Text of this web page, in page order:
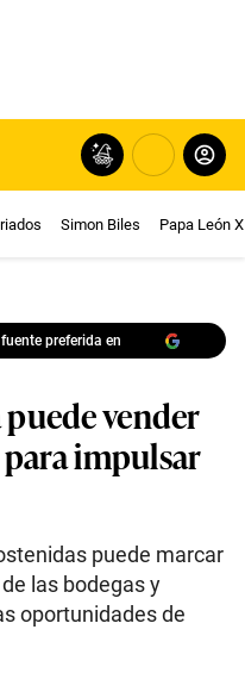
Simon Biles Papa León
preferida en
vender
impulsar
puede marcar
las bodegas y
oportunidades de